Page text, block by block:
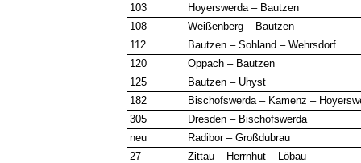
103
Hoyerswerda – Bautzen
108
Weißenberg – Bautzen
112
Bautzen – Sohland – Wehrsdorf
120
Oppach – Bautzen
125
Bautzen – Uhyst
182
Bischofswerda – Kamenz –
305
Dresden – Bischofswerda
neu
Radibor – Großdubrau
27
Zittau – Herrnhut – Löbau